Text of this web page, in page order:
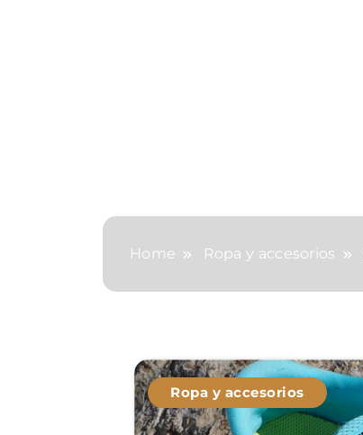
Home Ropa y accesorios
Ropa y accesorios